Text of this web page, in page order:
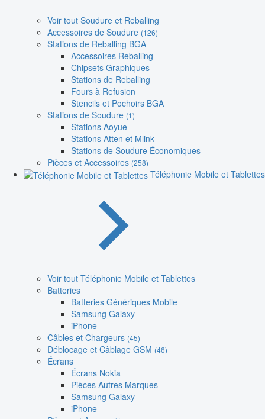
Voir tout Soudure et Reballing
Accessoires de Soudure (126)
Stations de Reballing BGA
Accessoires Reballing
Chipsets Graphiques
Stations de Reballing
Fours à Refusion
Stencils et Pochoirs BGA
Stations de Soudure (1)
Stations Aoyue
Stations Atten et Mlink
Stations de Soudure Économiques
Pièces et Accessoires (258)
Téléphonie Mobile et Tablettes
Voir tout Téléphonie Mobile et Tablettes
Batteries
Batteries Génériques Mobile
Samsung Galaxy
iPhone
Câbles et Chargeurs (45)
Déblocage et Câblage GSM (46)
Écrans
Écrans Nokia
Pièces Autres Marques
Samsung Galaxy
iPhone